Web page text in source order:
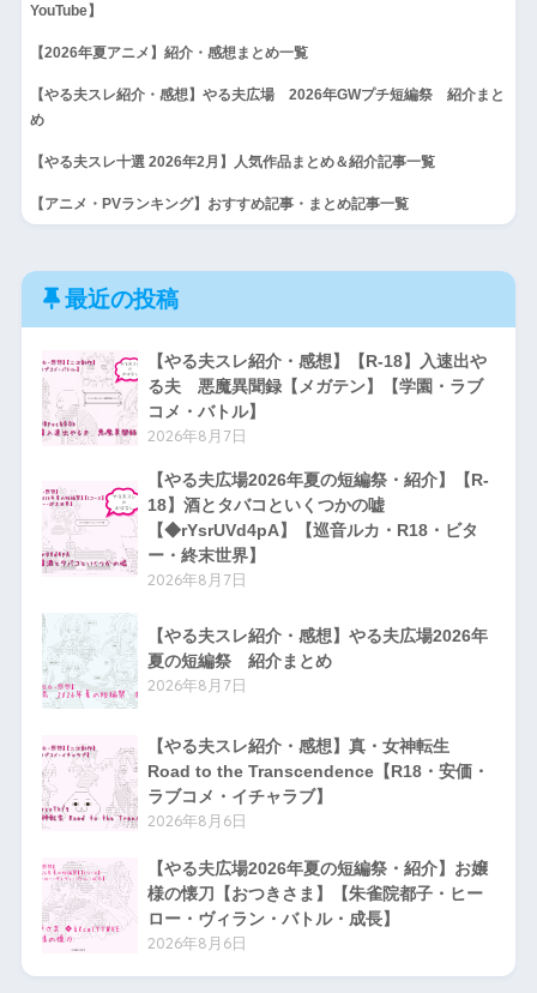
YouTube】
【2026年夏アニメ】紹介・感想まとめ一覧
【やる夫スレ紹介・感想】やる夫広場 2026年GWプチ短編祭 紹介まと
め
【やる夫スレ十選 2026年2月】人気作品まとめ＆紹介記事一覧
【アニメ・PVランキング】おすすめ記事・まとめ記事一覧
最近の投稿
【やる夫スレ紹介・感想】【R-18】入速出や
る夫 悪魔異聞録【メガテン】【学園・ラブ
コメ・バトル】
2026年8月7日
【やる夫広場2026年夏の短編祭・紹介】【R-
18】酒とタバコといくつかの嘘
【◆rYsrUVd4pA】【巡音ルカ・R18・ビタ
ー・終末世界】
2026年8月7日
【やる夫スレ紹介・感想】やる夫広場2026年
夏の短編祭 紹介まとめ
2026年8月7日
【やる夫スレ紹介・感想】真・女神転生
Road to the Transcendence【R18・安価・
ラブコメ・イチャラブ】
2026年8月6日
【やる夫広場2026年夏の短編祭・紹介】お嬢
様の懐刀【おつきさま】【朱雀院都子・ヒー
ロー・ヴィラン・バトル・成長】
2026年8月6日